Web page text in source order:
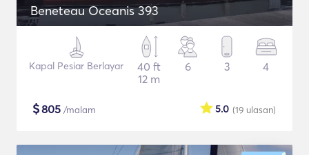
Beneteau Oceanis 393
Kapal Pesiar Berlayar
40 ft
12 m
6 3 4
$805 /malam (19 ulasan)
5.0